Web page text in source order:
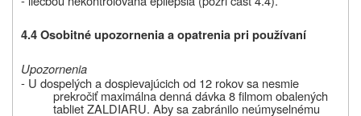
4.4 Osobitné upozornenia a opatrenia pri používaní
Upozornenia
- U dospelých a dospievajúcich od 12 rokov sa nesmie
prekročiť maximálna denná dávka 8 filmom obalených
tablietZALDIARU. Aby sa zabránilo neúmyselnému